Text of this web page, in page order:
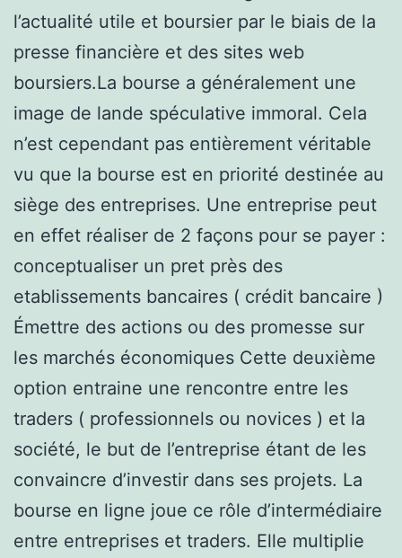
l’actualité utile et boursier par le biais de la
presse financière et des sites web
boursiers.La bourse a généralement une
image de lande spéculative immoral. Cela
n’est cependant pas entièrement véritable
vu que la bourse est en priorité destinée au
siège des entreprises. Une entreprise peut
en effet réaliser de 2 façons pour se payer :
conceptualiser un pret près des
etablissements bancaires ( crédit bancaire )
Émettre des actions ou des promesse sur
les marchés économiques Cette deuxième
option entraine une rencontre entre les
traders ( professionnels ou novices ) et la
société, le but de l’entreprise étant de les
convaincre d’investir dans ses projets. La
bourse en ligne joue ce rôle d’intermédiaire
entre entreprises et traders. Elle multiplie